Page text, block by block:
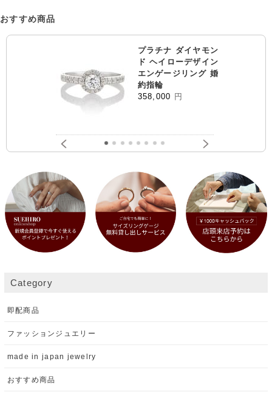
おすすめ商品
プラチナ ダイヤモン
ド ヘイローデザイン
エンゲージリング 婚
約指輪
358,000 円
Category
即配商品
ファッションジュエリー
made in japan jewelry
おすすめ商品